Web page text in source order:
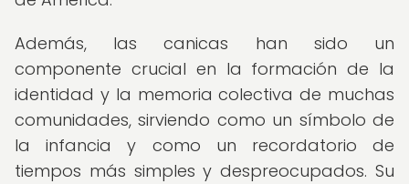
Además, las canicas han sido un
componente crucial en la formación de la
identidad y la memoria colectiva de muchas
comunidades, sirviendo como un símbolo de
la infancia y como un recordatorio de
tiempos más simples y despreocupados. Su